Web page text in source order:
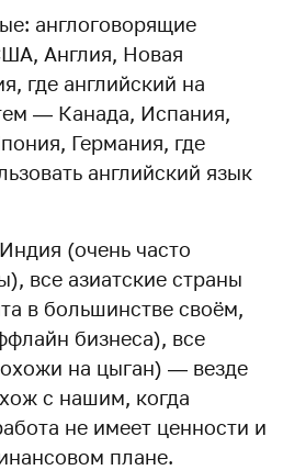
англоговорящие
Англия, Новая
где английский на
— Канада, Испания,
Германия, где
английский язык
(очень часто
все азиатские страны
в большинстве своём,
бизнеса), все
на цыган) — везде
с нашим, когда
не имеет ценности и
плане.